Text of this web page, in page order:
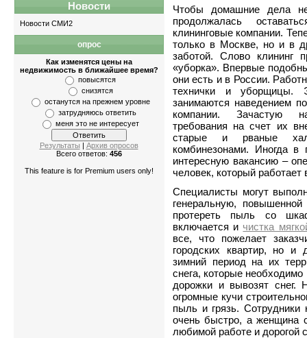
Новости
Новости СМИ2
опрос
Как изменятся цены на
недвижимость в ближайшее время?
повысятся
снизятся
останутся на прежнем уровне
затрудняюсь ответить
меня это не интересует
Результаты | Архив опросов
Всего ответов: 456
This feature is for Premium users only!
Чтобы домашние дела
продолжалась
клининговые компании.
только в Москве, но и в
заботой. Слово клининг
«уборка». Впервые
они есть и в России.
технички и уборщицы.
занимаются наведением
компании. Зачастую
требования на счет их
старые и рваные
комбинезонами. Иногда в
интересную вакансию –
человек, который работает
Специалисты могут
генеральную,
протереть пыль со
включается и чистка
все, что пожелает
городских квартир, но и
зимний период на их
снега, которые
дорожки и вывозят снег.
огромные кучи
пыль и грязь. Сотрудники
очень быстро, а женщина
любимой работе и дорогой
Квартиры- однокомнатные ,